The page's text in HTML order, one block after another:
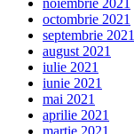
noiembrie 2021
octombrie 2021
septembrie 2021
august 2021
iulie 2021
iunie 2021
mai 2021
aprilie 2021
martie 2021